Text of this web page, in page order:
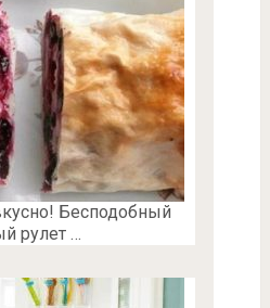
Бесподобный
рулет …